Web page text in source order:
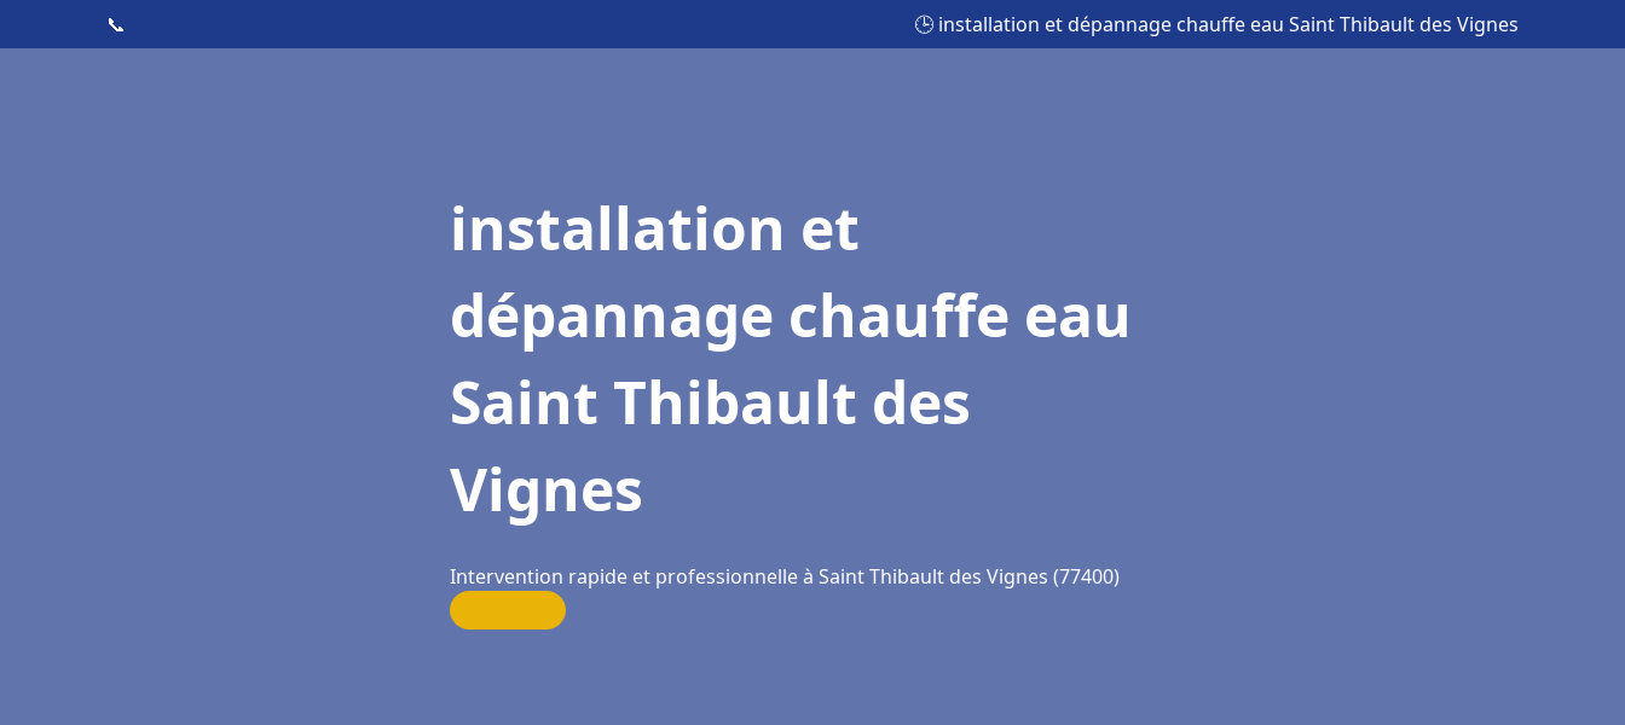
📞 🕒 installation et dépannage chauffe eau Saint Thibault des Vignes
installation et
dépannage chauffe eau
Saint Thibault des
Vignes
Intervention rapide et professionnelle à Saint Thibault des Vignes (77400)